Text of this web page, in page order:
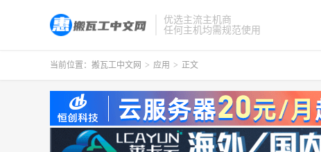
优选主流主机商
任何主机均需规范使用
当前位置： 搬瓦工中文网 > 应用 > 正文